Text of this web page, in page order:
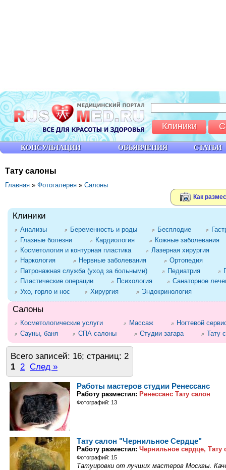
Тату салоны
Главная » Фотогалерея » Салоны
Как
Клиники
Анализы Беременность и роды Бесплодие
Глазные болезни
Кардиология
Кожные заболевания
Косметология и контурная пластика
Лазерная хирургия
Наркология
Нервные заболевания
Ортопедия
Патронажная служба (уход за больными)
Педиатрия
Пластические операции
Психология
Санаторное
Ухо, горло и нос
Хирургия Эндокринология
Салоны
Косметологические услуги Массаж
Ногтевой
Сауны, баня
СПА салоны Студии загара Тату
Всего записей: 16; страниц: 2
1 2 След »
Работы мастеров студии Ренессанс
Работу разместил: Ренессанс Тату салон
Фотографий: 13
Тату салон "Чернильное Сердце"
Работу разместил: Чернильное сердце, Тату
Фотографий: 15
Татуировки от лучших мастеров Москвы.
КОНСУЛЬТАЦИИ ОБЪЯВЛЕНИЯ СТАТЬИ
Клиники